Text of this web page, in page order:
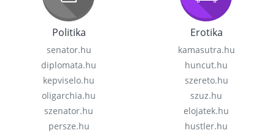
Politika
senator.hu
diplomata.hu
kepviselo.hu
oligarchia.hu
szenator.hu
persze.hu
Erotika
kamasutra.hu
huncut.hu
szereto.hu
szuz.hu
elojatek.hu
hustler.hu